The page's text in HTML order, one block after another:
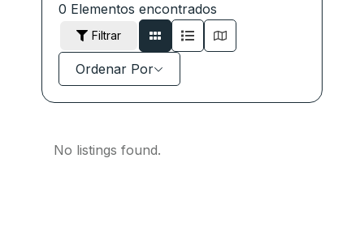
0 Elementos encontrados
Filtrar
Ordenar Por
No listings found.